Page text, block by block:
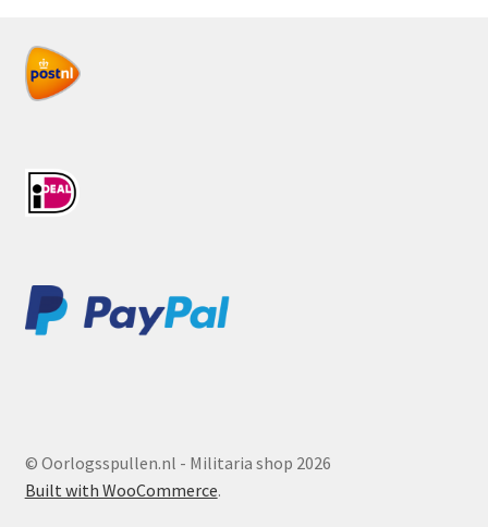
© Oorlogsspullen.nl - Militaria shop 2026
Built with WooCommerce.